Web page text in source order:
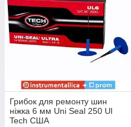
каркаса і брекерного шару.
Для кращого
рекомендується
Грибки дуже часто
грибки ремонтні для
шин, Uni Seal, Minicombi,
матеріал для шин,
Застосовується для
покришок, яквитратні
спільно з інструментами
Грибок для ремонту шин
ніжка 6 мм Uni Seal 250 Ul
Tech США